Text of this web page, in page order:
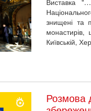
Виставка
знищені та
монастирів,
Київській,
Розмова